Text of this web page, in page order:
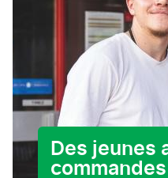
Des jeunes
commandes